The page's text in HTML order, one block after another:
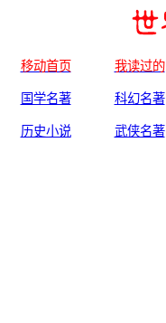
移动首页 我读过的
国学名著 科幻名著
历史小说 武侠名著